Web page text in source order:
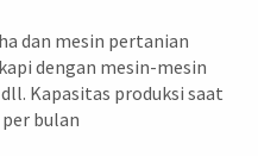
dan mesin pertanian
dengan mesin-mesin
Kapasitas produksi saat
bulan